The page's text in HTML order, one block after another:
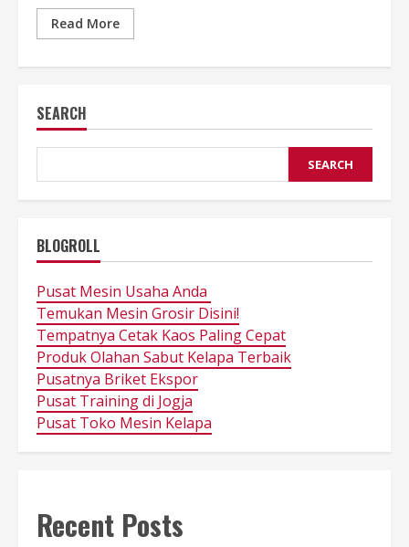
Read More
SEARCH
SEARCH
BLOGROLL
Pusat Mesin Usaha Anda
Temukan Mesin Grosir Disini!
Tempatnya Cetak Kaos Paling Cepat
Produk Olahan Sabut Kelapa Terbaik
Pusatnya Briket Ekspor
Pusat Training di Jogja
Pusat Toko Mesin Kelapa
Recent Posts